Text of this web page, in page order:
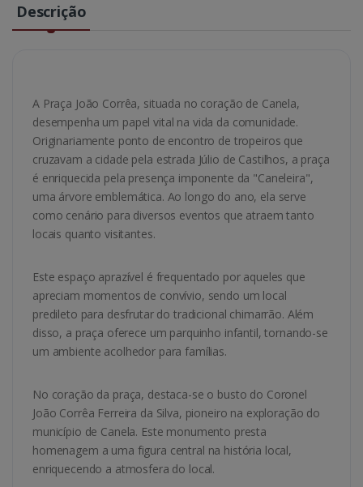
Descrição
A Praça João Corrêa, situada no coração de Canela,
desempenha um papel vital na vida da comunidade.
Originariamente ponto de encontro de tropeiros que
cruzavam a cidade pela estrada Júlio de Castilhos, a praça
é enriquecida pela presença imponente da "Caneleira",
uma árvore emblemática. Ao longo do ano, ela serve
como cenário para diversos eventos que atraem tanto
locais quanto visitantes.
Este espaço aprazível é frequentado por aqueles que
apreciam momentos de convívio, sendo um local
predileto para desfrutar do tradicional chimarrão. Além
disso, a praça oferece um parquinho infantil, tornando-se
um ambiente acolhedor para famílias.
No coração da praça, destaca-se o busto do Coronel
João Corrêa Ferreira da Silva, pioneiro na exploração do
município de Canela. Este monumento presta
homenagem a uma figura central na história local,
enriquecendo a atmosfera do local.